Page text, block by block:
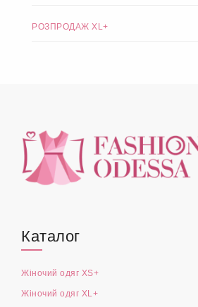
РОЗПРОДАЖ XL+
Каталог
Жіночий одяг XS+
Жіночий одяг XL+